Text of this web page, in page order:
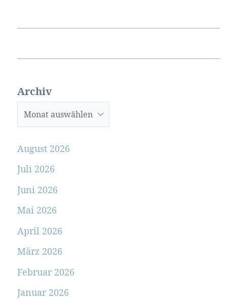
Archiv
August 2026
Juli 2026
Juni 2026
Mai 2026
April 2026
März 2026
Februar 2026
Januar 2026